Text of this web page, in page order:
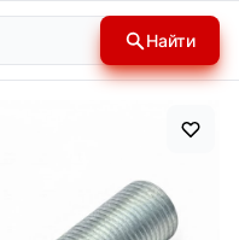
Найти